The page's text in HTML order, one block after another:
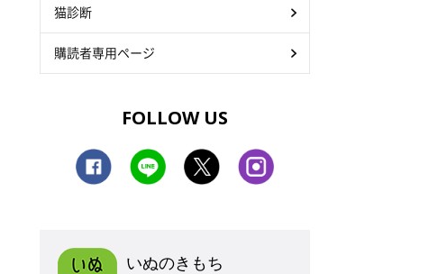
猫診断
購読者専用ページ
FOLLOW US
いぬのきもち